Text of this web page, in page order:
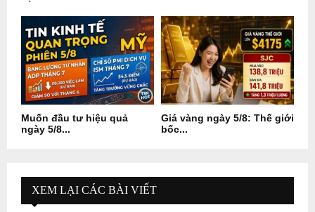
Muốn đầu tư hiệu quả
ngày 5/8...
Giá vàng ngày 5/8: Thế giới
bốc...
XEM LẠI CÁC BÀI VIẾT